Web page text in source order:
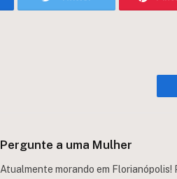
Pergunte a uma Mulher
Atualmente morando em